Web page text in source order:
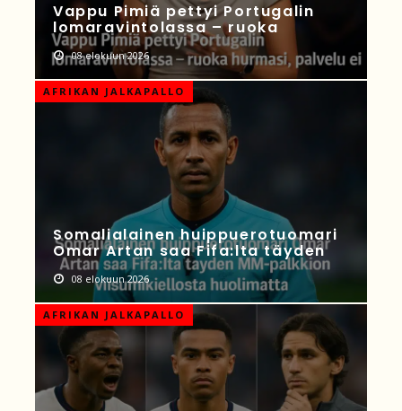
Vappu Pimiä pettyi Portugalin
lomaravintolassa – ruoka
08 elokuun 2026
AFRIKAN JALKAPALLO
Somalialainen huippuerotuomari
Omar Artan saa Fifa:lta täyden
08 elokuun 2026
AFRIKAN JALKAPALLO